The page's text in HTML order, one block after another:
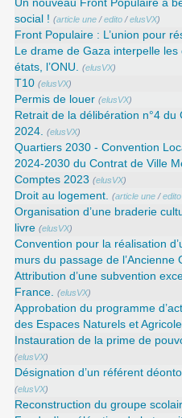
Un nouveau Front Populaire a
social ! (article une /edito /elusVX)
Front Populaire : L’union pour
Le drame de Gaza interpelle
états, l’ONU. (elusVX)
T10 (elusVX)
Permis de louer (elusVX)
Retrait de la délibération n°4
2024. (elusVX)
Quartiers 2030 - Convention
2024-2030 du Contrat de Ville
Comptes 2023 (elusVX)
Droit au logement. (article une /edito
Organisation d’une braderie
livre (elusVX)
Convention pour la réalisation
murs du passage de l’Ancienne
Attribution d’une subvention
France. (elusVX)
Approbation du programme
des Espaces Naturels et
Instauration de la prime de
(elusVX)
Désignation d’un référent
(elusVX)
Reconstruction du groupe